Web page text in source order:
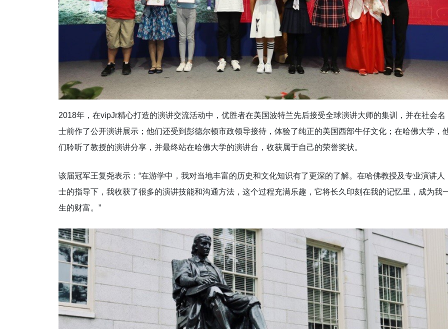
2018年，在vipJr精心打造的演讲交流活动中，优胜者在美国波特兰先后接受全球演讲大师的集训，并在社会名
士前作了公开演讲展示；他们还受到彭德尔顿市政领导接待，体验了纯正的美国西部牛仔文化；在哈佛大学，
们聆听了教授的演讲分享，并最终站在哈佛大学的演讲台，收获属于自己的荣誉奖状。
该届冠军王复尧表示：“在游学中，我对当地丰富的历史和文化知识有了更深的了解。在哈佛教授及专业演讲人
士的指导下，我收获了很多的演讲技能和沟通方法，这个过程充满乐趣，它将长久印刻在我的记忆里，成为我
生的财富。”